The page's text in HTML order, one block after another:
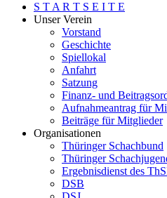
S T A R T S E I T E
Unser Verein
Vorstand
Geschichte
Spiellokal
Anfahrt
Satzung
Finanz- und
Aufnahmeantrag für
Beiträge für Mitglieder
Organisationen
Thüringer Schachbund
Thüringer
Ergebnisdienst des
DSB